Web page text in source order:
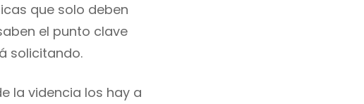
que solo deben
el punto clave
solicitando.
la videncia los hay a